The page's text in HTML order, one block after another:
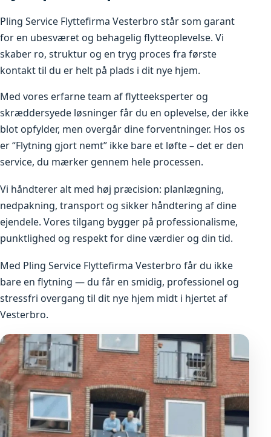
Pling Service Flyttefirma Vesterbro står som garant
for en ubesværet og behagelig flytteoplevelse. Vi
skaber ro, struktur og en tryg proces fra første
kontakt til du er helt på plads i dit nye hjem.
Med vores erfarne team af flytteeksperter og
skræddersyede løsninger får du en oplevelse, der ikke
blot opfylder, men overgår dine forventninger. Hos os
er “Flytning gjort nemt” ikke bare et løfte – det er den
service, du mærker gennem hele processen.
Vi håndterer alt med høj præcision: planlægning,
nedpakning, transport og sikker håndtering af dine
ejendele. Vores tilgang bygger på professionalisme,
punktlighed og respekt for dine værdier og din tid.
Med Pling Service Flyttefirma Vesterbro får du ikke
bare en flytning — du får en smidig, professionel og
stressfri overgang til dit nye hjem midt i hjertet af
Vesterbro.